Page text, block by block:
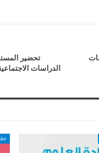
تحضير
الدراسات الاجتماعية